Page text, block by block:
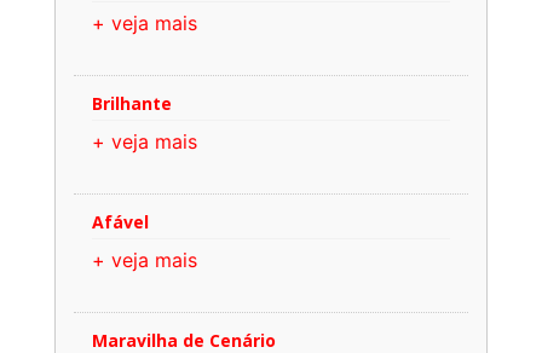
+ veja mais
Brilhante
+ veja mais
Afável
+ veja mais
Maravilha de Cenário